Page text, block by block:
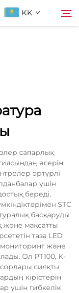
KK
сапарлық
әсерін
әртүрлі
үшін
береді.
STC
басқаруды
және мақсатты
таза LED
және
Ол PT100, K-
сияқты
кірістерін
үшін гибкелік